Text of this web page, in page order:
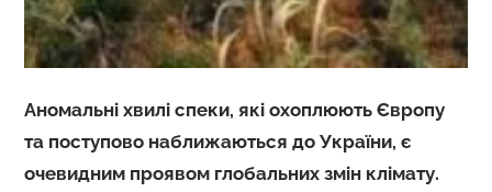
Аномальні хвилі спеки, які охоплюють Європу
та поступово наближаються до України, є
очевидним проявом глобальних змін клімату.